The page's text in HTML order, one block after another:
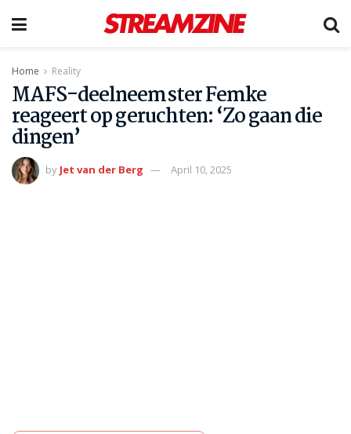
Home Reality
MAFS-deelneemster Femke
reageert op geruchten: ‘Zo gaan die
dingen’
by Jet van der Berg April 10, 2025